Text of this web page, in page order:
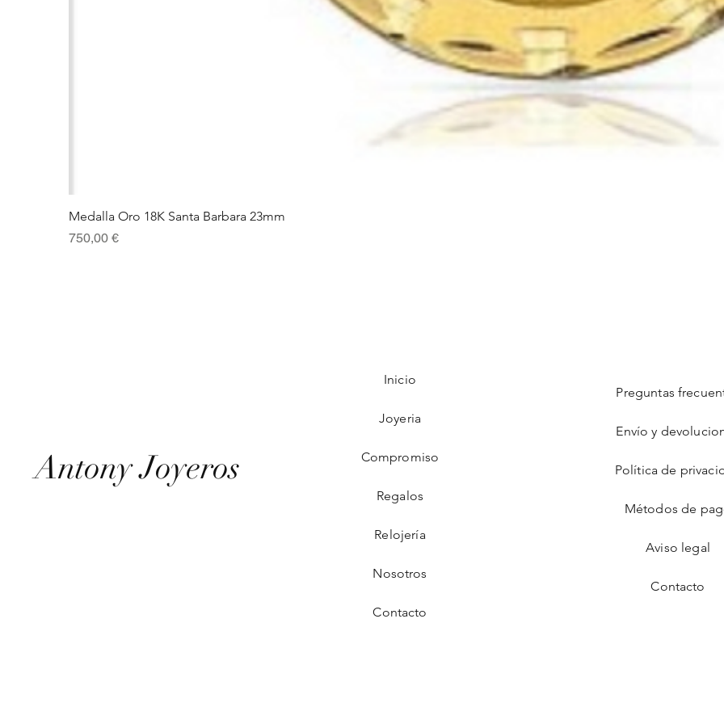
Medalla Oro 18K Santa Barbara 23mm
Precio
750,00 €
Antony Joyeros
Inicio
Joyeria
Compromiso
Regalos
Relojería
Nosotros
Contacto
Preguntas
Envío y
Política de
Métodos de
Aviso legal
Contacto